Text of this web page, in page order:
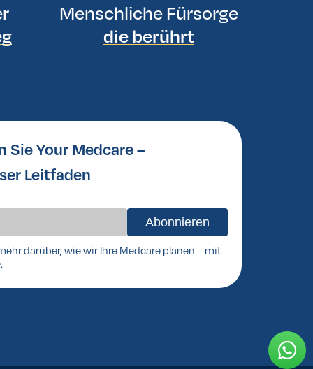
Menschliche Fürsorge
die berührt
Sie Your Medcare –
Leitfaden
darüber, wie wir Ihre Medcare planen – mit